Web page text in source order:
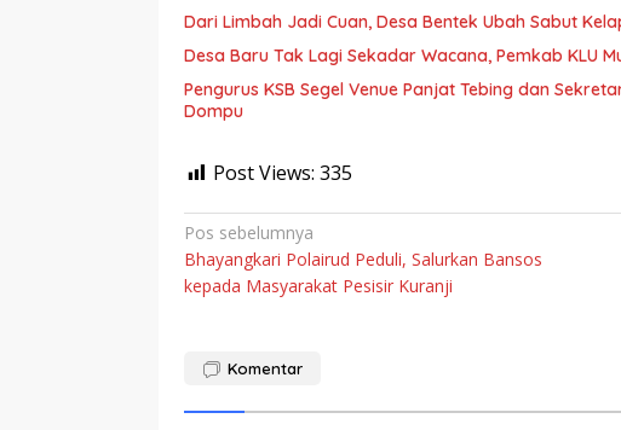
Dari Limbah Jadi Cuan, Desa Bentek Ubah Sabut
Desa Baru Tak Lagi Sekadar Wacana, Pemkab KLU
Pengurus KSB Segel Venue Panjat Tebing dan
Dompu
Post Views: 335
Navigasi
pos
Pos sebelumnya
Bhayangkari Polairud Peduli, Salurkan Bansos
kepada Masyarakat Pesisir Kuranji
Komentar